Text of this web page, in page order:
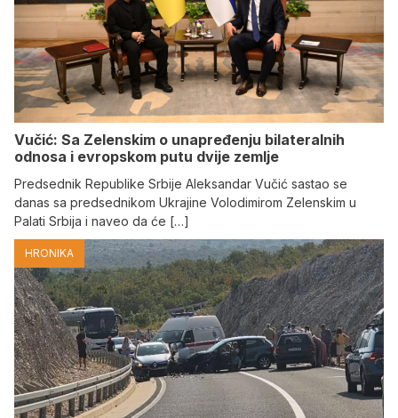
Vučić: Sa Zelenskim o unapređenju bilateralnih
odnosa i evropskom putu dvije zemlje
Predsednik Republike Srbije Aleksandar Vučić sastao se
danas sa predsednikom Ukrajine Volodimirom Zelenskim u
Palati Srbija i naveo da će […]
HRONIKA